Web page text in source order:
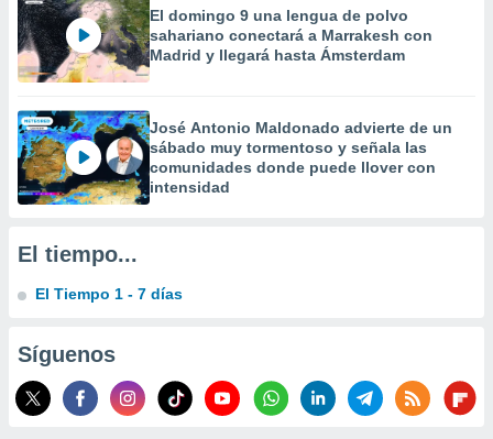
crear un
la
contenido
medir el
de la
el
de
a través
de
uso de
con el
El domingo 9 una lengua de polvo
sahariano conectará a Marrakesh con
Madrid y llegará hasta Ámsterdam
José Antonio Maldonado advierte de un
sábado muy tormentoso y señala las
comunidades donde puede llover con
intensidad
El tiempo...
El Tiempo 1 - 7 días
Síguenos